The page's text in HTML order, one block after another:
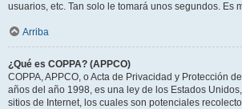
usuarios, etc. Tan solo le tomará unos segundos. Es
Arriba
¿Qué es COPPA? (APPCO)
COPPA, APPCO, o Acta de Privacidad y Protección
años del año 1998, es una ley de los Estados
sitios de Internet, los cuales son potenciales